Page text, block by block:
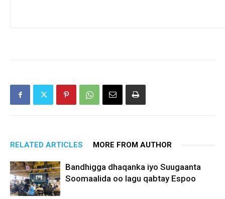
RELATED ARTICLES MORE FROM AUTHOR
Bandhigga dhaqanka iyo Suugaanta
Soomaalida oo lagu qabtay Espoo